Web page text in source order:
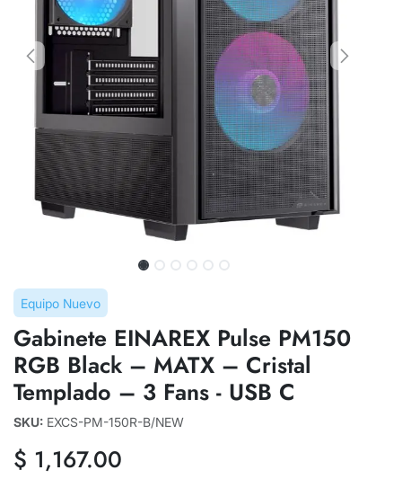
Equipo Nuevo
Gabinete EINAREX Pulse PM150
RGB Black – MATX – Cristal
Templado – 3 Fans - USB C
SKU: EXCS-PM-150R-B/NEW
$ 1,167.00